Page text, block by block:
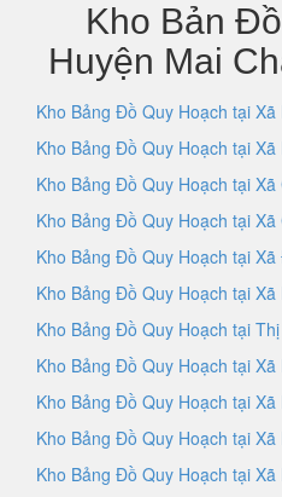
Kho Bản
Huyện Mai
Kho Bảng Đồ Quy Hoạch tại Xã
Kho Bảng Đồ Quy Hoạch tại Xã
Kho Bảng Đồ Quy Hoạch tại Xã
Kho Bảng Đồ Quy Hoạch tại Xã
Kho Bảng Đồ Quy Hoạch tại
Kho Bảng Đồ Quy Hoạch tại Xã
Kho Bảng Đồ Quy Hoạch tại
Kho Bảng Đồ Quy Hoạch tại Xã
Kho Bảng Đồ Quy Hoạch tại Xã
Kho Bảng Đồ Quy Hoạch tại Xã
Kho Bảng Đồ Quy Hoạch tại Xã